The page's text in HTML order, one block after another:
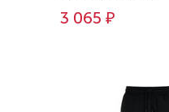
3 065 ₽